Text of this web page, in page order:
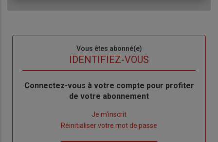
Vous êtes abonné(e)
IDENTIFIEZ-VOUS
Body
Connectez-vous à votre compte pour profiter
de votre abonnement
Je m'inscrit
Réinitialiser votre mot de passe